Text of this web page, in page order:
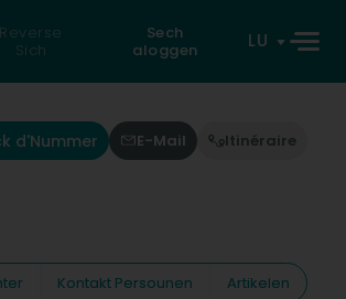
Reverse
Sich
Sech
aloggen
LU
d'Nummer E-Mail Itinéraire
Kontakt Persounen
Artikelen